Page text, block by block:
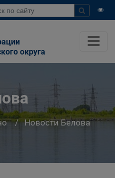
округа
Новости Белова